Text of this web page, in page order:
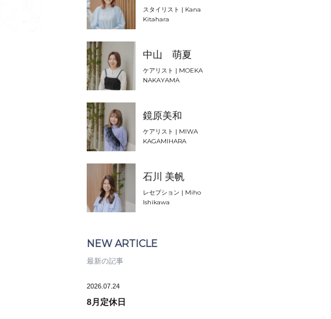
スタイリスト | Kana
Kitahara
中山 萌夏
ケアリスト | MOEKA
NAKAYAMA
鏡原美和
ケアリスト | MIWA
KAGAMIHARA
石川 美帆
レセプション | Miho
Ishikawa
NEW ARTICLE
最新の記事
2026.07.24
8月定休日